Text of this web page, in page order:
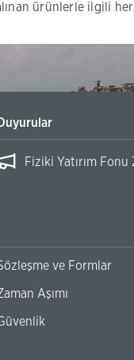
ürünlerle ilgili
Duyurular
Fiziki Yatırım Fonu
ve Formlar
Aşımı